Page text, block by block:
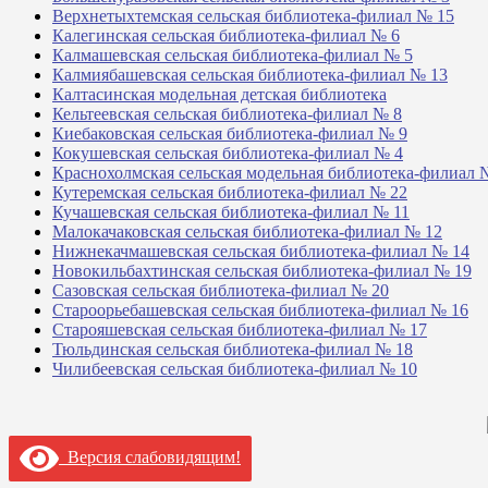
Верхнетыхтемская сельская библиотека-филиал № 15
Калегинская сельская библиотека-филиал № 6
Калмашевская сельская библиотека-филиал № 5
Калмиябашевская сельская библиотека-филиал № 13
Калтасинская модельная детская библиотека
Кельтеевская сельская библиотека-филиал № 8
Киебаковская сельская библиотека-филиал № 9
Кокушевская сельская библиотека-филиал № 4
Краснохолмская сельская модельная библиотека-филиал
Кутеремская сельская библиотека-филиал № 22
Кучашевская сельская библиотека-филиал № 11
Малокачаковская сельская библиотека-филиал № 12
Нижнекачмашевская сельская библиотека-филиал № 14
Новокильбахтинская сельская библиотека-филиал № 19
Сазовская сельская библиотека-филиал № 20
Староорьебашевская сельская библиотека-филиал № 16
Старояшевская сельская библиотека-филиал № 17
Тюльдинская сельская библиотека-филиал № 18
Чилибеевская сельская библиотека-филиал № 10
Версия слабовидящим!